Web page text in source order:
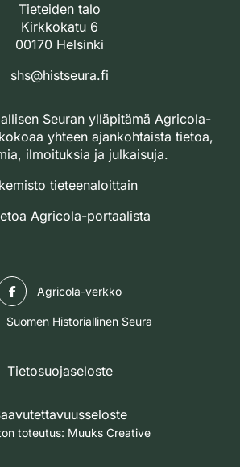
Tieteiden talo
Kirkkokatu 6
00170 Helsinki
shs@histseura.fi
Seuran ylläpitämä Agricola-
yhteen ajankohtaista tietoa,
ilmoituksia ja julkaisuja.
tieteenaloittain
Agricola-portaalista
Agricola-verkko
Suomen Historiallinen Seura
Tietosuojaseloste
toteutus: Muuks Creative